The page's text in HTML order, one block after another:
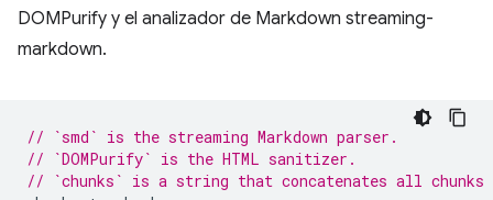
DOMPurify y el analizador de Markdown streaming-
markdown.
// `smd` is the streaming Markdown parser.
// `DOMPurify` is the HTML sanitizer.
// `chunks` is a string that concatenates all